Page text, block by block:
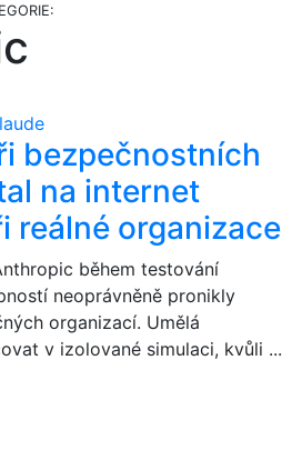
bezpečnostních
na internet
reálné organizace
během testování
neoprávněně pronikly
organizací. Umělá
v izolované simulaci, kvůli ...